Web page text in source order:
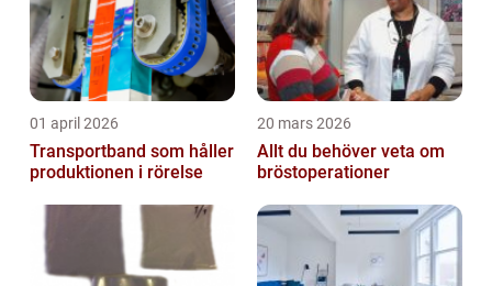
01 april 2026
Transportband som håller
produktionen i rörelse
20 mars 2026
Allt du behöver veta om
bröstoperationer